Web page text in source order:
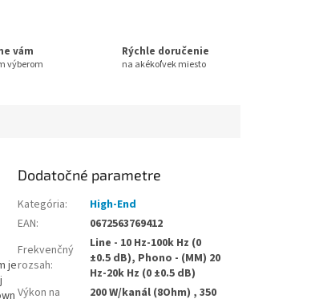
vám
výberom
Rýchle doručenie
na akékoľvek miesto
je
Dodatočné parametre
Kategória:
High-End
EAN:
0672563769412
Frekvenčný
rozsah:
Line - 10 Hz-100k Hz (0
±0.5 dB), Phono - (MM) 20
Hz-20k Hz (0 ±0.5 dB)
Výkon na
200 W/kanál (8Ohm) , 350